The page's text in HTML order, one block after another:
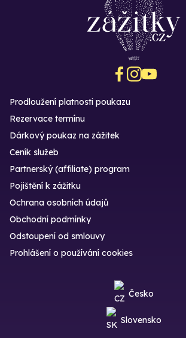
Prodloužení platnosti poukazu
Rezervace termínu
Dárkový poukaz na zážitek
Ceník služeb
Partnerský (affiliate) program
Pojištění k zážitku
Ochrana osobních údajů
Obchodní podmínky
Odstoupení od smlouvy
Prohlášení o používání cookies
Česko
Slovensko